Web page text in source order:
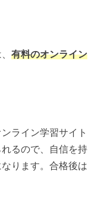
有料のオンライン
ライン学習サイト
るので、自信を持
ります。合格後は